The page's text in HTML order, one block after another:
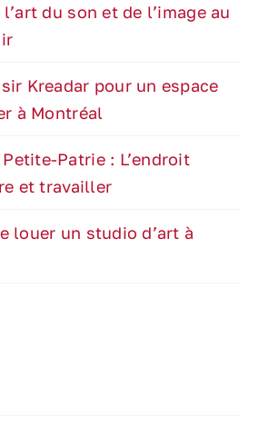
du son et de l’image au
Kreadar pour un espace
à Montréal
Patrie : L’endroit
et travailler
louer un studio d’art à